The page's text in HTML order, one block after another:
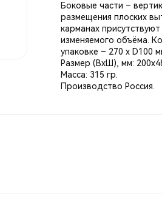
Боковые части –
размещения плоских
карманах
изменяемого объёма.
упаковке – 270 х D100
Размер (ВхШ), мм:
Масса: 315 гр.
Производство Россия.